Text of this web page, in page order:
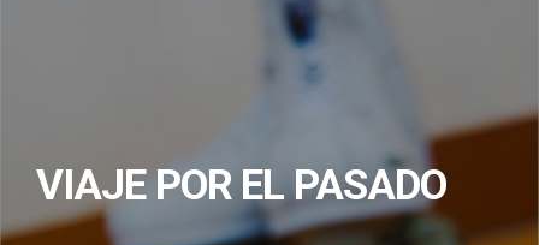
VIAJE POR EL PASADO